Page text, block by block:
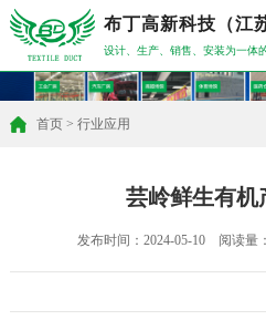
布丁高新科技（江
设计、生产、销售、安装为一体
首页> 行业应用
芸岭鲜生有机
发布时间：2024-05-10 阅读